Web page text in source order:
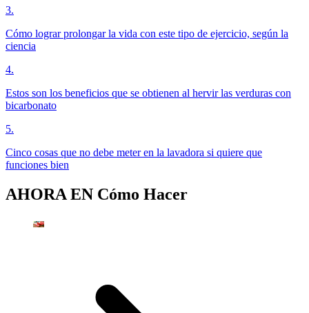
3.
Cómo lograr prolongar la vida con este tipo de ejercicio, según la
ciencia
4.
Estos son los beneficios que se obtienen al hervir las verduras con
bicarbonato
5.
Cinco cosas que no debe meter en la lavadora si quiere que
funciones bien
AHORA EN Cómo Hacer